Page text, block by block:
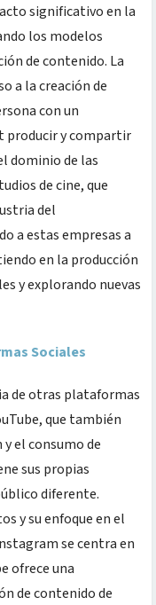
significativo en la
los modelos
de contenido. La
a la creación de
con un
producir y compartir
dominio de las
de cine, que
del
a estas empresas a
en la producción
y explorando nuevas
Sociales
de otras plataformas
que también
el consumo de
sus propias
diferente.
y su enfoque en el
se centra en
ofrece una
de contenido de